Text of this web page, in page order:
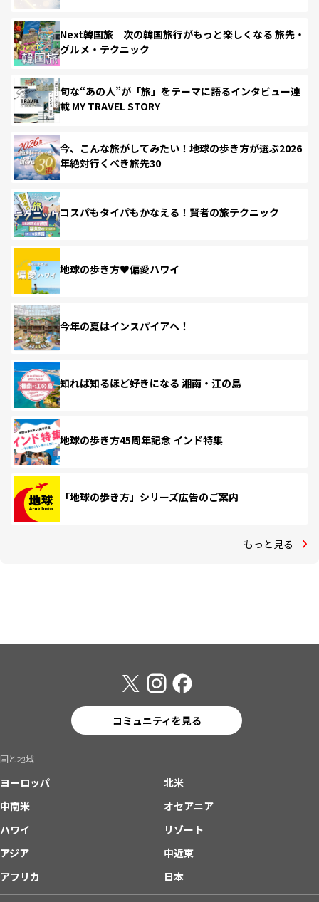
Next韓国旅 次の韓国旅行がもっと楽しくなる 旅先・
グルメ・テクニック
旬な“あの人”が「旅」をテーマに語るインタビュー連
載 MY TRAVEL STORY
今、こんな旅がしてみたい！地球の歩き方が選ぶ2026
年絶対行くべき旅先30
コスパもタイパもかなえる！賢者の旅テクニック
地球の歩き方♥偏愛ハワイ
今年の夏はインスパイアへ！
知れば知るほど好きになる 湘南・江の島
地球の歩き方45周年記念 インド特集
「地球の歩き方」シリーズ広告のご案内
もっと見る
コミュニティを見る
国と地域
ヨーロッパ
北米
中南米
オセアニア
ハワイ
リゾート
アジア
中近東
アフリカ
日本